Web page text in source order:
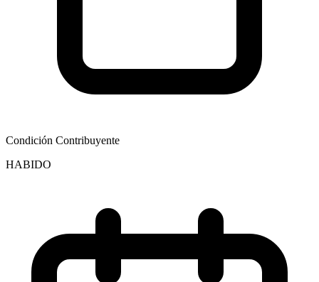
Condición Contribuyente
HABIDO